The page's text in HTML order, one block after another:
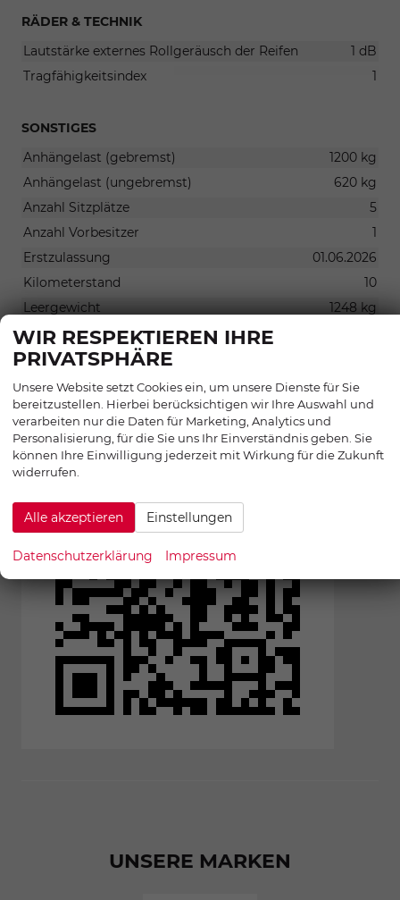
RÄDER & TECHNIK
Lautstärke externes Rollgeräusch der Reifen
1 dB
Tragfähigkeitsindex
1
SONSTIGES
Anhängelast (gebremst)
1200 kg
Anhängelast (ungebremst)
620 kg
Anzahl Sitzplätze
5
Anzahl Vorbesitzer
1
Erstzulassung
01.06.2026
Kilometerstand
10
Leergewicht
1248 kg
Nächste Hauptuntersuchung
Radstand
Stützlast
75 kg
UNSERE MARKEN
WIR RESPEKTIEREN IHRE
PRIVATSPHÄRE
Unsere Website setzt Cookies ein, um unsere Dienste für Sie
bereitzustellen. Hierbei berücksichtigen wir Ihre Auswahl und
verarbeiten nur die Daten für Marketing, Analytics und
Personalisierung, für die Sie uns Ihr Einverständnis geben. Sie
können Ihre Einwilligung jederzeit mit Wirkung für die Zukunft
widerrufen.
Alle akzeptieren Einstellungen
Datenschutzerklärung Impressum